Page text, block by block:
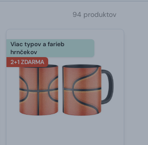
94 produktov
Viac typov a farieb
hrnčekov
2+1 ZDARMA